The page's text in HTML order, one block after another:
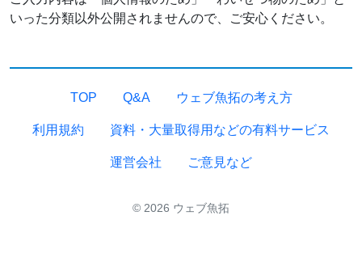
いった分類以外公開されませんので、ご安心ください。
TOP Q&A ウェブ魚拓の考え方
利用規約 資料・大量取得用などの有料サービス
運営会社 ご意見など
© 2026 ウェブ魚拓